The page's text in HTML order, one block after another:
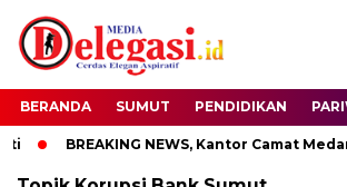
BERANDA SUMUT PENDIDIKAN
BREAKING NEWS, Kantor Camat